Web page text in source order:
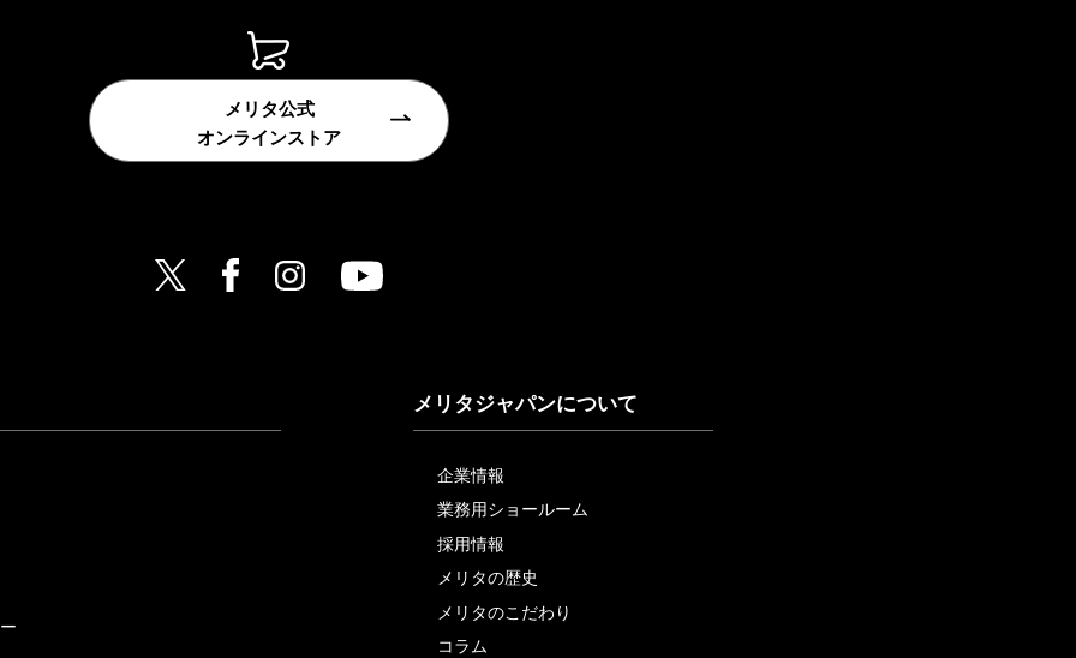
メリタ公式
オンラインストア
メリタジャパンについて
企業情報
業務用ショールーム
採用情報
メリタの歴史
メリタのこだわり
コラム